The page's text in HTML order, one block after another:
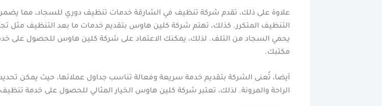
علاوة على ذلك، تقدم شركة تنظيف في الشارقة خدمات تنظيف دوري للسجاد، مما يضمن
التنظيف المتكرر. كذلك، تهتم شركة كلين هاوس بتقديم خدمات ما بعد التنظيف مثل
يحمي السجاد من التلف. لذلك، يمكنك الاعتماد على شركة كلين هاوس للحصول على
مكتبك.
أيضا، تُعنى الشركة بتقديم خدمة سريعة وفعالة تناسب جداول عملائها، حيث يمكن
الراحة والمرونة. لذلك، تعتبر شركة كلين هاوس الخيار المثالي للحصول على خدمة